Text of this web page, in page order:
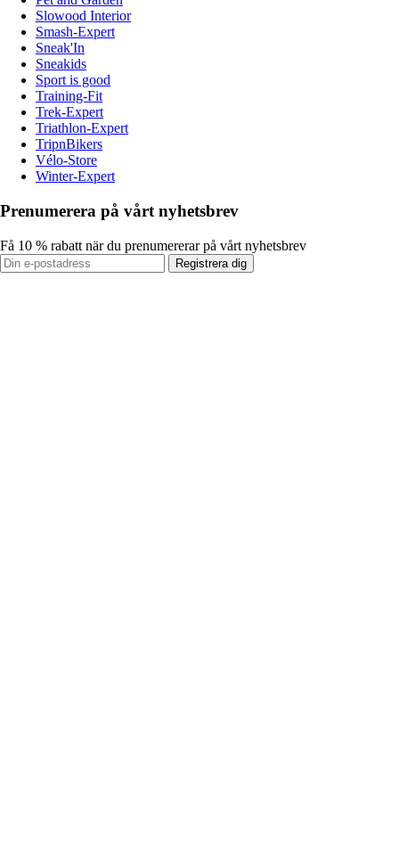
Slowood Interior
Smash-Expert
Sneak'In
Sneakids
Sport is good
Training-Fit
Trek-Expert
Triathlon-Expert
TripnBikers
Vélo-Store
Winter-Expert
Prenumerera på vårt nyhetsbrev
Få 10 % rabatt när du prenumererar på vårt nyhetsbrev
Registrera dig